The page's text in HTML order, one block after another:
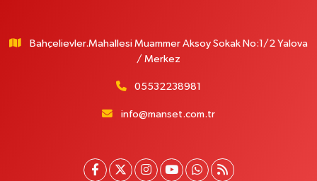
Bahçelievler.Mahallesi Muammer Aksoy Sokak No:1/2 Yalova
/ Merkez
05532238981
info@manset.com.tr